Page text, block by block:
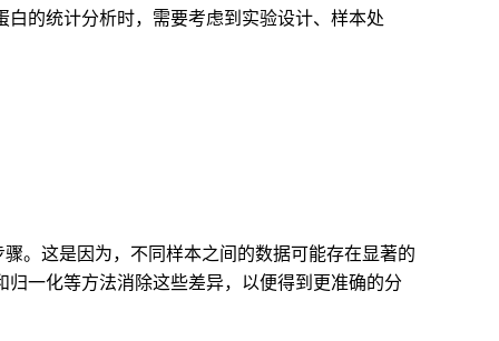
的统计分析时，需要考虑到实验设计、样本处
。这是因为，不同样本之间的数据可能存在显著的
一化等方法消除这些差异，以便得到更准确的分